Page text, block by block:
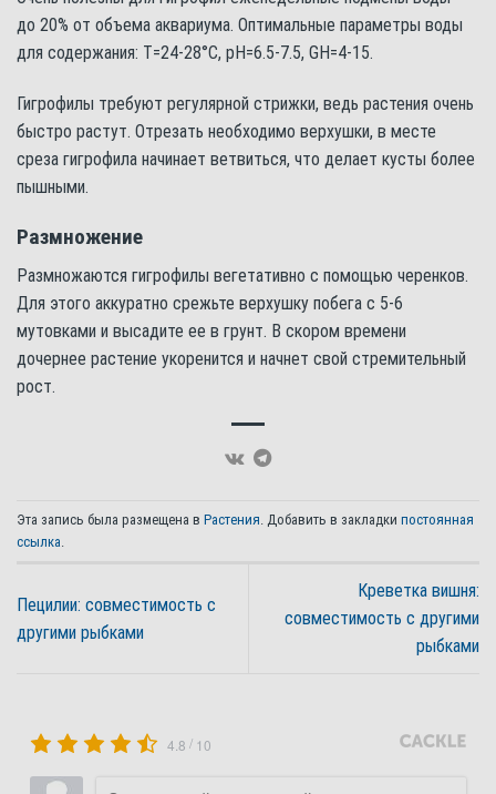
до 20% от объема аквариума. Оптимальные параметры воды
для содержания: Т=24-28°С, pH=6.5-7.5, GH=4-15.
Гигрофилы требуют регулярной стрижки, ведь растения очень
быстро растут. Отрезать необходимо верхушки, в месте
среза гигрофила начинает ветвиться, что делает кусты более
пышными.
Размножение
Размножаются гигрофилы вегетативно с помощью черенков.
Для этого аккуратно срежьте верхушку побега с 5-6
мутовками и высадите ее в грунт. В скором времени
дочернее растение укоренится и начнет свой стремительный
рост.
Эта запись была размещена в Растения . Добавить в закладки постоянная
ссылка
Пецилии: совместимость с
другими рыбками
Креветка вишня:
совместимость с другими
рыбками
4.8 / 10